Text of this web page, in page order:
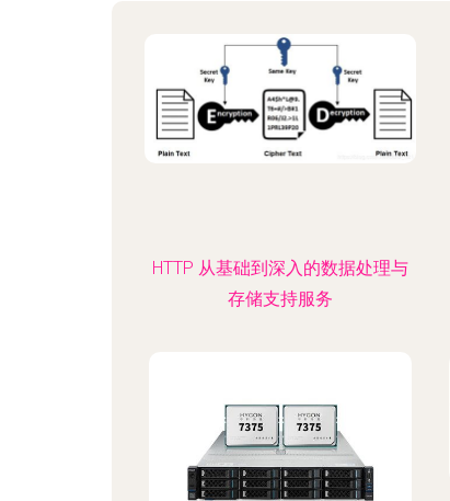
HTTP 从基础到深入的数据处理与
存储支持服务